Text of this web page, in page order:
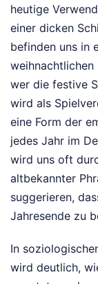
heutige
einer dicken
befinden uns in
wer die festive
wird als
eine Form der
jedes Jahr im
wird uns oft
altbekannter
suggerieren,
Jahresende zu
In
wird deutlich,